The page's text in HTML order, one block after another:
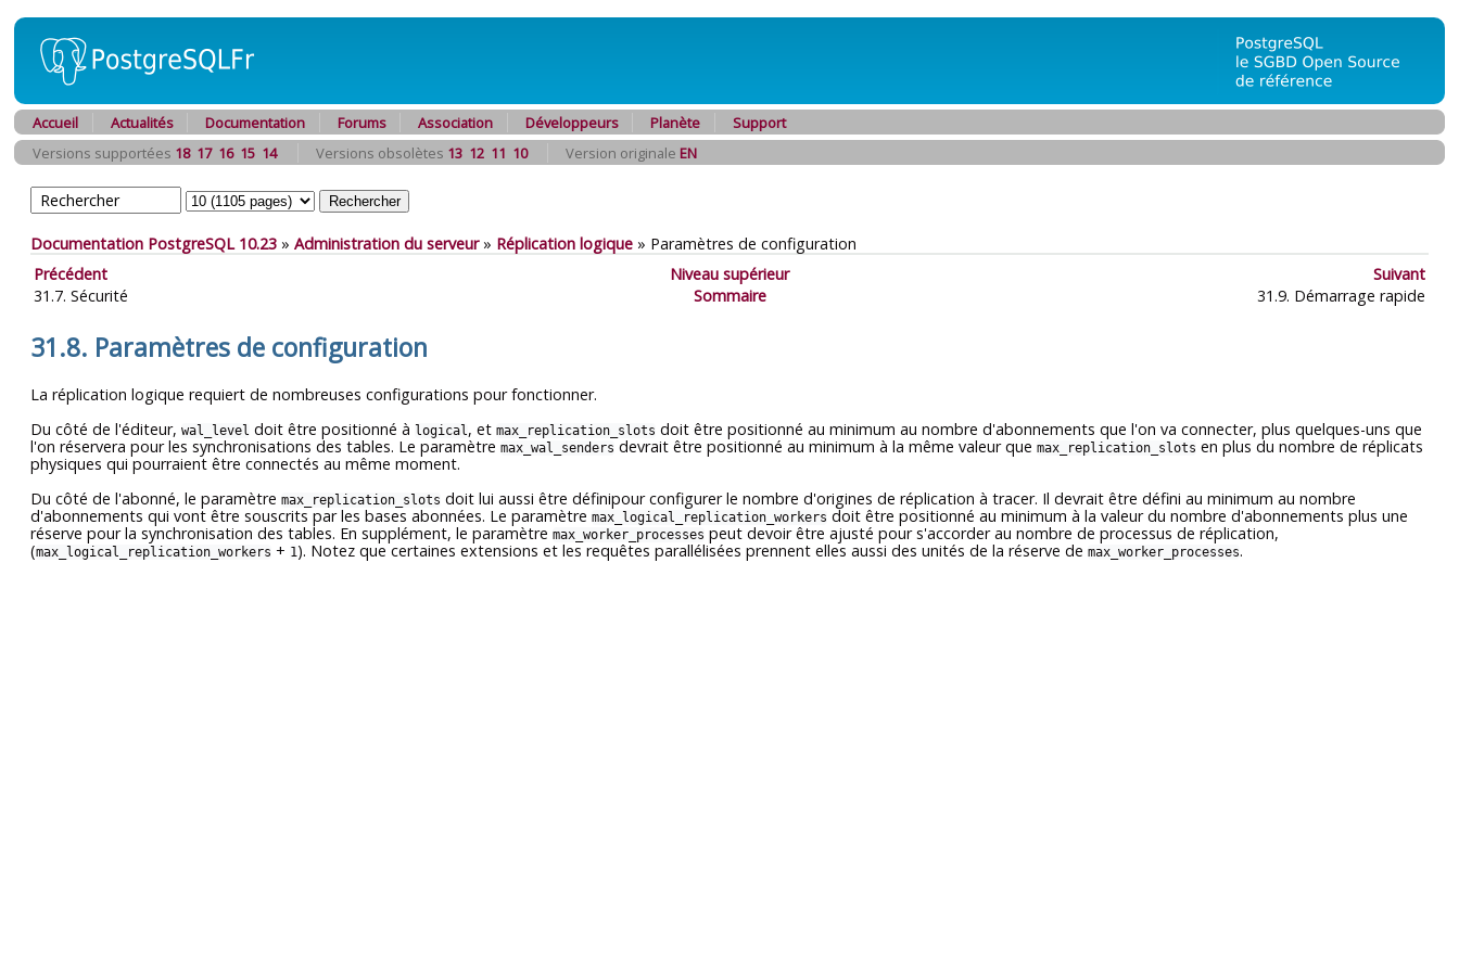
Accueil Actualités Documentation Forums Association Développeurs Planète
Support
Versions supportées 18 17 16 15 14 Versions obsolètes 13 12 11 10 Version originale EN
Documentation PostgreSQL 10.23 » Administration du serveur» Réplication logique » Paramètres de configuration
Précédent
Niveau supérieur
Suivant
31.7. Sécurité
Sommaire 31.9. Démarrage rapide
31.8. Paramètres de configuration
La réplication logique requiert de nombreuses configurations pour fonctionner.
Du côté de l'éditeur, wal_level doit être positionné à logical, et max_replication_slots doit être positionné au minimum au nombre d'abonnements que l'on va connecter, plus quelques-uns que
l'on réservera pour les synchronisations des tables. Le paramètre max_wal_senders devrait être positionné au minimum à la même valeur que max_replication_slots en plus du nombre de réplicats
physiques qui pourraient être connectés au même moment.
Du côté de l'abonné, le paramètre max_replication_slots doit lui aussi être définipour configurer le nombre d'origines de réplication à tracer. Il devrait être défini au minimum au nombre
d'abonnements qui vont être souscrits par les bases abonnées. Le paramètre max_logical_replication_workers doit être positionné au minimum à la valeur du nombre d'abonnements plus une
réserve pour la synchronisation des tables. En supplément, le paramètre max_worker_processes peut devoir être ajusté pour s'accorder au nombre de processus de réplication,
(max_logical_replication_workers + 1). Notez que certaines extensions et les requêtes parallélisées prennent elles aussi des unités de la réserve de max_worker_processes.